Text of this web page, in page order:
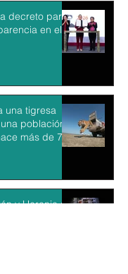
decreto para
en el
una tigresa
población
más de 70
y Ucrania se